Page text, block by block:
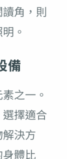
角，則
。
備
之一。
擇適合
決方
體比